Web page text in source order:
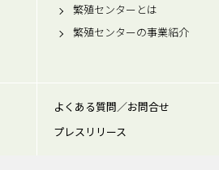
繁殖センターとは
繁殖センターの事業紹介
よくある質問／お問合せ
プレスリリース